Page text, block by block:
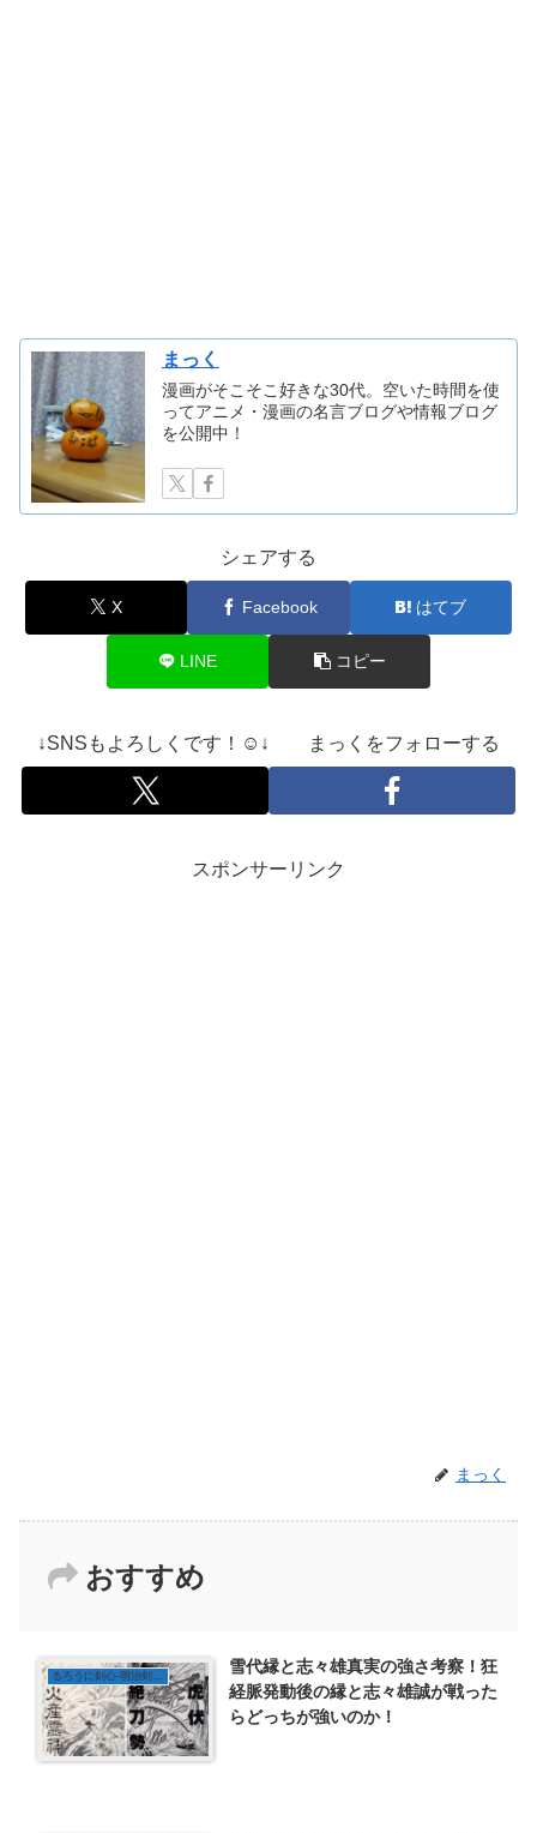
まっく
漫画がそこそこ好きな30代。空いた時間を使
ってアニメ・漫画の名言ブログや情報ブログ
を公開中！
シェアする
X Facebook はてブ
LINE コピー
↓SNSもよろしくです！☺️↓ まっくをフォローする
スポンサーリンク
まっく
おすすめ
雪代縁と志々雄真実の強さ考察！狂
経脈発動後の縁と志々雄誠が戦った
らどっちが強いのか！